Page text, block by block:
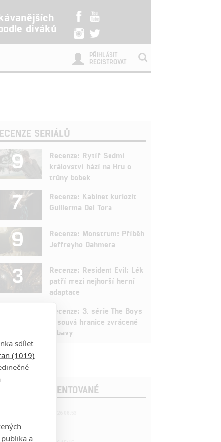
diváků
PŘIHLÁSIT
REGISTROVAT
SERIÁLŮ
9
Recenze: Rytíř Sedmi
království hází na Hru o
trůny bobek
7
Recenze: Kabinet kuriozit
Guillerma Del Tora
9
Recenze: Monstrum: Příběh
Jeffreyho Dahmera
3
Recenze: Resident Evil: Lék
patří mezi nejhorší herní
adaptace
Recenze: 3. série The Boys
posouvá hranice zvrácené
zábavy
KOMENTOVANÉ
彈專家
sdílet
(1019)
a